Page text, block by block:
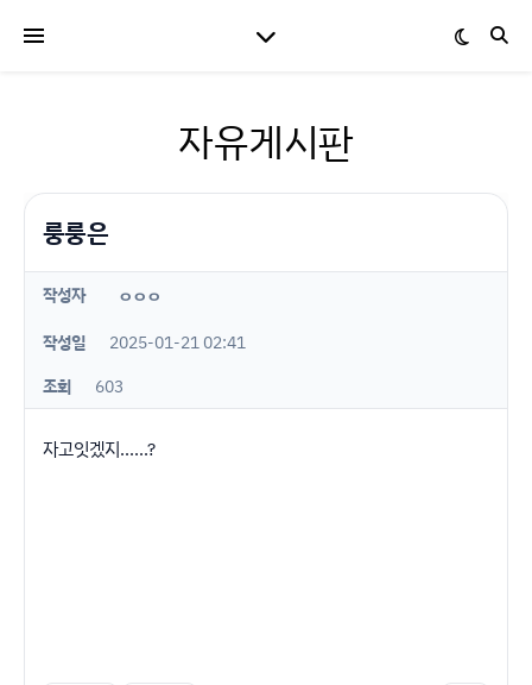
자유게시판
룽룽은
작성자 ㅇㅇㅇ
작성일
2025-01-21 02:41
조회
603
자고잇겠지......?